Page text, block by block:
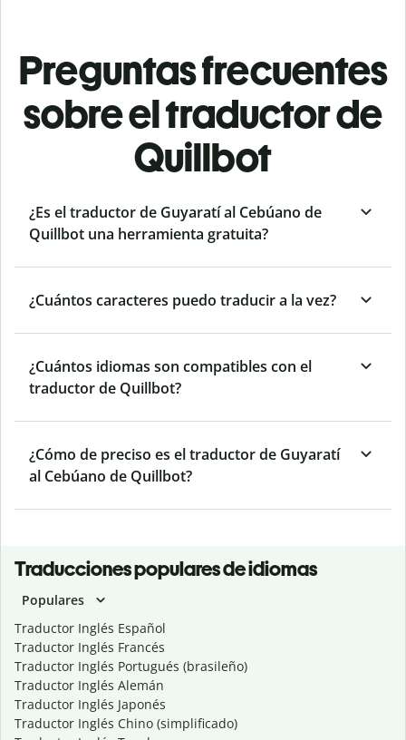
Preguntas frecuentes
sobre el traductor de
Quillbot
¿Es el traductor de Guyaratí al Cebúano de
Quillbot una herramienta gratuita?
¿Cuántos caracteres puedo traducir a la vez?
¿Cuántos idiomas son compatibles con el
traductor de Quillbot?
¿Cómo de preciso es el traductor de Guyaratí
al Cebúano de Quillbot?
Traducciones populares de idiomas
Populares
Traductor Inglés Español
Traductor Inglés Francés
Traductor Inglés Portugués (brasileño)
Traductor Inglés Alemán
Traductor Inglés Japonés
Traductor Inglés Chino (simplificado)